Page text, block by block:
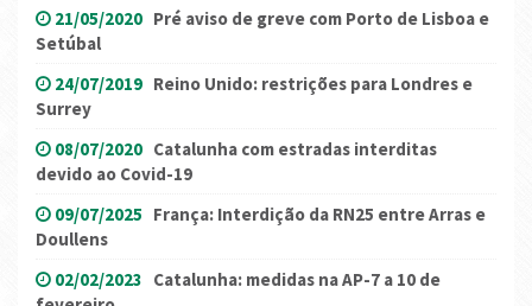
21/05/2020 Pré aviso de greve com Porto de Lisboa e
Setúbal
24/07/2019 Reino Unido: restrições para Londres e
Surrey
08/07/2020 Catalunha com estradas interditas
devido ao Covid-19
09/07/2025 França: Interdição da RN25 entre Arras e
Doullens
02/02/2023 Catalunha: medidas na AP-7 a 10 de